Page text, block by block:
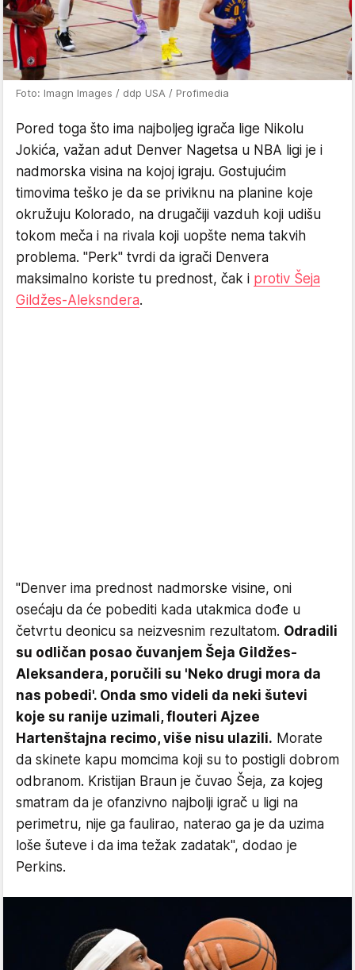
Foto: Imagn Images / ddp USA / Profimedia
Pored toga što ima najboljeg igrača lige Nikolu
Jokića, važan adut Denver Nagetsa u NBA ligi je i
nadmorska visina na kojoj igraju. Gostujućim
timovima teško je da se priviknu na planine koje
okružuju Kolorado, na drugačiji vazduh koji udišu
tokom meča i na rivala koji uopšte nema takvih
problema. "Perk" tvrdi da igrači Denvera
maksimalno koriste tu prednost, čak i protiv Šeja
Gildžes-Aleksndera.
"Denver ima prednost nadmorske visine, oni
osećaju da će pobediti kada utakmica dođe u
četvrtu deonicu sa neizvesnim rezultatom. Odradili
su odličan posao čuvanjem Šeja Gildžes-
Aleksandera, poručili su 'Neko drugi mora da
nas pobedi'. Onda smo videli da neki šutevi
koje su ranije uzimali, flouteri Ajzee
Hartenštajna recimo, više nisu ulazili. Morate
da skinete kapu momcima koji su to postigli dobrom
odbranom. Kristijan Braun je čuvao Šeja, za kojeg
smatram da je ofanzivno najbolji igrač u ligi na
perimetru, nije ga faulirao, naterao ga je da uzima
loše šuteve i da ima težak zadatak", dodao je
Perkins.